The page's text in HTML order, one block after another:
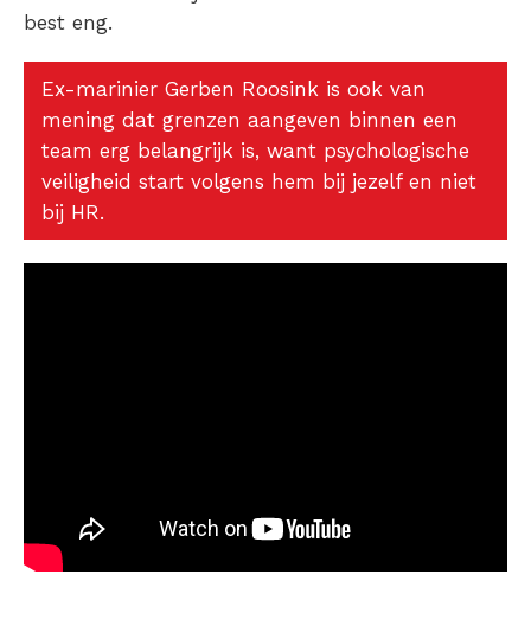
best eng.
Ex-marinier Gerben Roosink is ook van
mening dat grenzen aangeven binnen een
team erg belangrijk is, want psychologische
veiligheid start volgens hem bij jezelf en niet
bij HR.